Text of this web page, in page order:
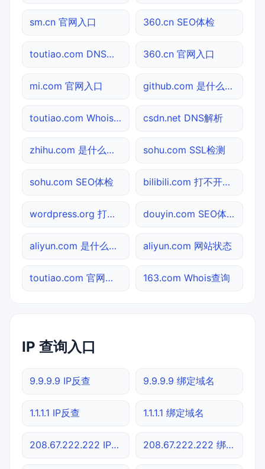
sm.cn 官网入口 360.cn SEO体检
toutiao.com DNS解析 360.cn 官网入口
mi.com 官网入口 github.com 是什么网站
toutiao.com Whois查询 csdn.net DNS解析
zhihu.com 是什么网站 sohu.com SSL检测
sohu.com SEO体检 bilibili.com 打不开检测
wordpress.org 打不开检测 douyin.com SEO体检
aliyun.com 是什么网站 aliyun.com 网站状态
toutiao.com 官网入口 163.com Whois查询
IP 查询入口
9.9.9.9 IP反查 9.9.9.9 绑定域名
1.1.1.1 IP反查 1.1.1.1 绑定域名
208.67.222.222 IP反查 208.67.222.222 绑定域名